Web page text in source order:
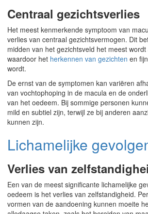
Centraal gezichtsverlies
Het meest kenmerkende symptoom van
verlies van centraal gezichtsvermogen. Dit
midden van het gezichtsveld het meest
waardoor het herkennen van gezichten en
wordt.
De ernst van de symptomen kan variëren
van vochtophoping in de macula en de
van het oedeem. Bij sommige personen
mild en subtiel zijn, terwijl ze bij anderen
kunnen zijn.
Lichamelijke
Verlies van
Een van de meest significante lichamelijke
oedeem is het verlies van zelfstandigheid.
vormen van de aandoening kunnen moeite